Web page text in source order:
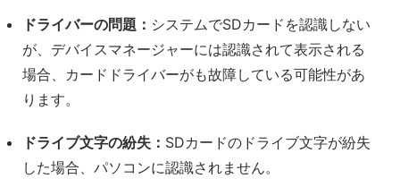
ドライバーの問題： システムでSDカードを認識しない
が、デバイスマネージャーには認識されて表示される
場合、カードドライバーがも故障している可能性があ
ります。
ドライブ文字の紛失： SDカードのドライブ文字が紛失
した場合、パソコンに認識されません。